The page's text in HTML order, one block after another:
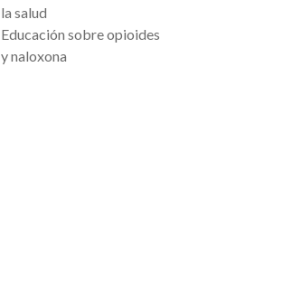
la salud
Educación sobre opioides
y naloxona